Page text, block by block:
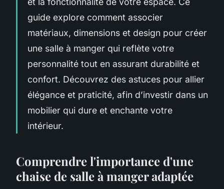
guide explore comment associer
matériaux, dimensions et design pour créer
une salle à manger qui reflète votre
personnalité tout en assurant durabilité et
confort. Découvrez des astuces pour allier
élégance et praticité, afin d’investir dans un
mobilier qui dure et enchante votre
intérieur.
Comprendre l'importance d'une
chaise de salle à manger adaptée